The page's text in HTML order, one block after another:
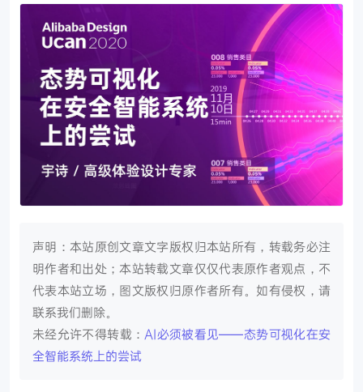
声明：本站原创文章文字版权归本站所有，转载务必注
明作者和出处；本站转载文章仅仅代表原作者观点，不
代表本站立场，图文版权归原作者所有。如有侵权，请
联系我们删除。
未经允许不得转载： AI必须被看见——态势可视化在安
全智能系统上的尝试